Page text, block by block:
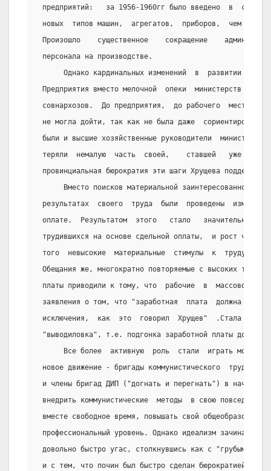
предприятий:   за 1956-1960гг было введено  в  строй
новых  типов машин,  агрегатов,  приборов,  чем  в
Произошло    существенное    сокращение
персонала на производстве.
Однако кардинальных изменений  в  развитии
Предприятия вместо мелочной  опеки  министерств
совнархозов.  До предприятия,  до рабочего  места
не могла дойти, так как не была даже  сориентирована
были и высшие хозяйственные руководители
теряли  немалую  часть  своей,    ставшей   уже
провинциальная бюрократия эти шаги Хрущева поддержала.
Вместо поисков материальной заинтересованности
результатах  своего  труда  были  проведены
оплате.  Результатом  этого   стало   значительное
трудившихся на основе сдельной оплаты,  и рост числа
того  невысокие  материальные  стимулы  к  труду
Обещания же, многократно повторяемые с высоких
платы приводили к тому, что  рабочие  в  массовом
заявления о том, что "заработная  плата  должна
исключения,  как  это  говорил  Хрущев"  .Стала
"выводиловка", т.е. подгонка заработной платы до
Все более  активную  роль  стали  играть
новое движение - бригады коммунистического  труда.
и члены бригад ДИП ("догнать и перегнать") в начале
внедрить коммунистические  методы  в свою
вместе свободное время, повышать свой
профессиональный уровень. Однако идеализм
довольно быстро угас, столкнувшись как с "грубыми"
и с тем, что почин был быстро сделан бюрократией